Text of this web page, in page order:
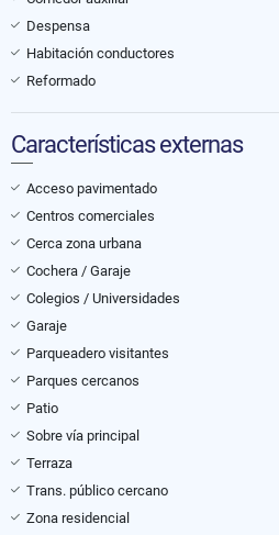
Despensa
Habitación conductores
Reformado
Características externas
Acceso pavimentado
Centros comerciales
Cerca zona urbana
Cochera / Garaje
Colegios / Universidades
Garaje
Parqueadero visitantes
Parques cercanos
Patio
Sobre vía principal
Terraza
Trans. público cercano
Zona residencial